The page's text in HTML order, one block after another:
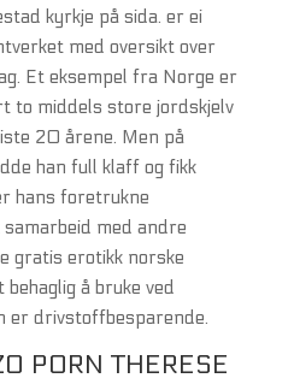
kyrkje på sida. er ei
med oversikt over
Et eksempel fra Norge er
to middels store jordskjelv
20 årene. Men på
han full klaff og fikk
hans foretrukne
med andre
gratis erotikk norske
å bruke ved
er drivstoffbesparende.
PORN THERESE